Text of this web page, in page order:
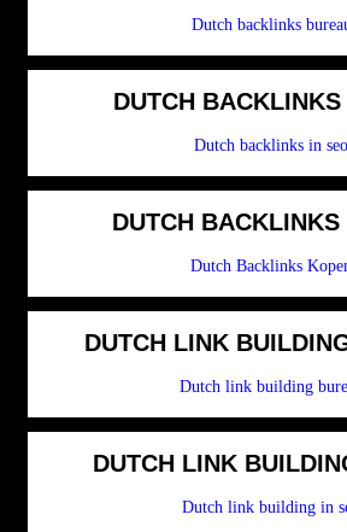
Dutch backlinks
DUTCH BACKLINKS
Dutch backlinks in seo
DUTCH BACKLINKS
Dutch Backlinks
DUTCH LINK
Dutch link building
DUTCH LINK
Dutch link building in